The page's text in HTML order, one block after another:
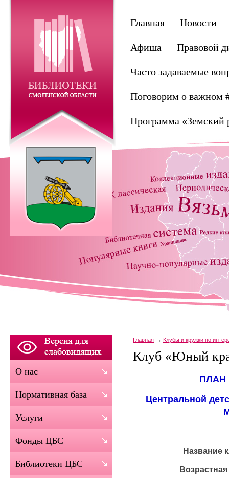
Главная Новости
Афиша Правовой
Часто задаваемые
Поговорим о важном
Программа «Земский
Главная Клубы и кружки по
Клуб «Юный
ПЛАН
Центральной
Название
Возрастная
О нас
Нормативная база
Услуги
Фонды ЦБС
Библиотеки ЦБС